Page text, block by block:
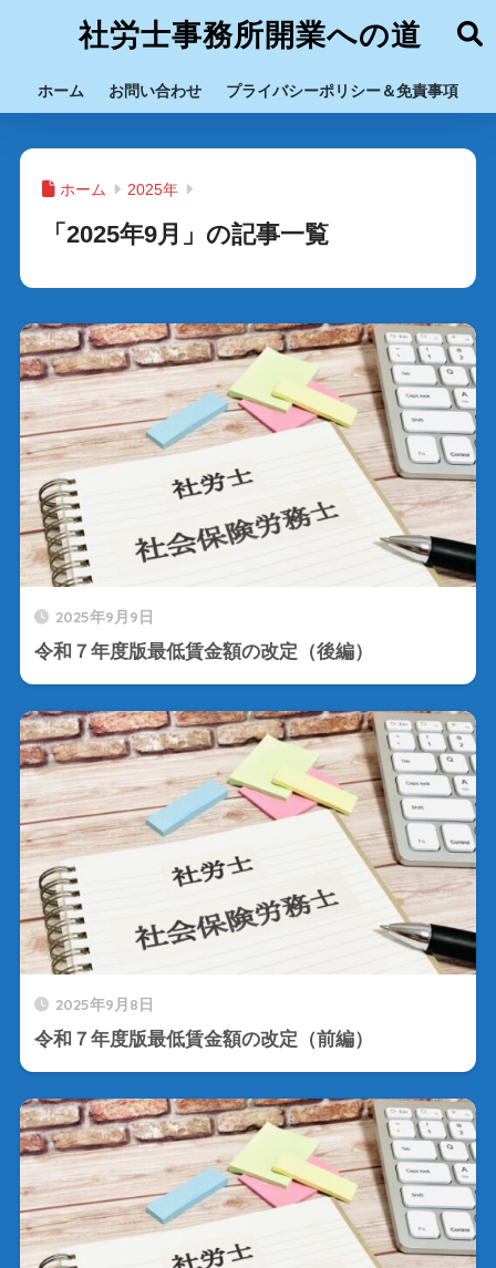
社労士事務所開業への道
ホーム お問い合わせ プライバシーポリシー＆免責事項
ホーム 2025年
「2025年9月」の記事一覧
2025年9月9日
令和７年度版最低賃金額の改定（後編）
2025年9月8日
令和７年度版最低賃金額の改定（前編）